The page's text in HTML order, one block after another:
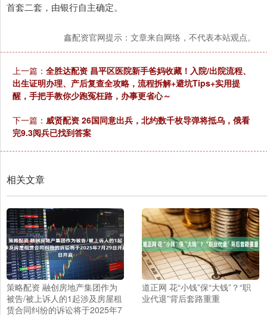
首套二套，由银行自主确定。
鑫配资官网提示：文章来自网络，不代表本站观点。
上一篇： 全胜达配资 昌平区医院新手爸妈收藏！入院/出院流程、
出生证明办理、产后复查全攻略，流程拆解+避坑Tips+实用提
醒，手把手教你少跑冤枉路，办事更省心～
下一篇： 威贤配资 26国同意出兵，北约数千枚导弹将抵乌，俄看
完9.3阅兵已找到答案
相关文章
策略配资 融创房地产集团作为
被告/被上诉人的1起涉及房屋租
赁合同纠纷的诉讼将于2025年7
道正网 花“小钱”保“大钱”？“职
业代退”背后套路重重